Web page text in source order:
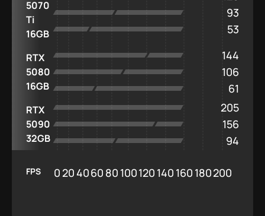
5070
Ti
16GB
93
53
RTX
5080
16GB
144
106
61
RTX
5090
32GB
205
156
94
0 20 4060 80 100120 140 160 180200
FPS